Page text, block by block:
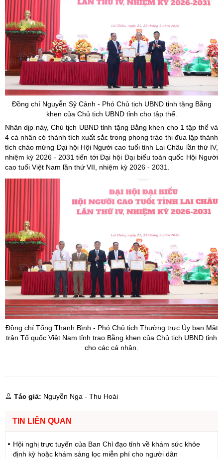
Đồng chí Nguyễn Sỹ Cảnh - Phó Chủ tịch UBND tỉnh tặng Bằng
khen của Chủ tịch UBND tỉnh cho tập thể.
Nhân dịp này, Chủ tịch UBND tỉnh tặng Bằng khen cho 1 tập thể và
4 cá nhân có thành tích xuất sắc trong phong trào thi đua lập thành
tích chào mừng Đại hội Hội Người cao tuổi tỉnh Lai Châu lần thứ IV,
nhiệm kỳ 2026 - 2031 tiến tới Đại hội Đại biểu toàn quốc Hội Người
cao tuổi Việt Nam lần thứ VII, nhiệm kỳ 2026 - 2031.
Đồng chí Tống Thanh Bình - Phó Chủ tịch Thường trực Ủy ban Mặt
trận Tổ quốc Việt Nam tỉnh trao Bằng khen của Chủ tịch UBND tỉnh
cho các cá nhân.
Tác giả: Nguyễn Nga - Thu Hoài
TIN LIÊN QUAN
Hội nghị trực tuyến của Ban Chỉ đạo tỉnh về khám sức khỏe
định kỳ hoặc khám sàng lọc miễn phí cho người dân